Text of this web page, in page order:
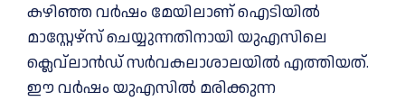
കഴിഞ്ഞ വർഷം മേയിലാണ് ഐടിയില്‍
മാസ്റ്റേഴ്സ് ചെയ്യുന്നതിനായി യുഎസിലെ
ക്ലെവ്‍ലാൻഡ് സർവകലാശാലയില്‍ എത്തിയത്.
ഈ വർഷം യുഎസില്‍ മരിക്കുന്ന